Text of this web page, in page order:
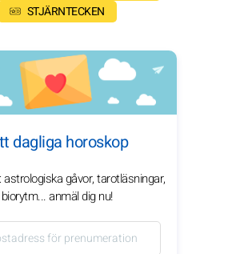
STJÄRNTECKEN
dagliga horoskop
gåvor, tarotläsningar,
biorytm... anmäl dig nu!